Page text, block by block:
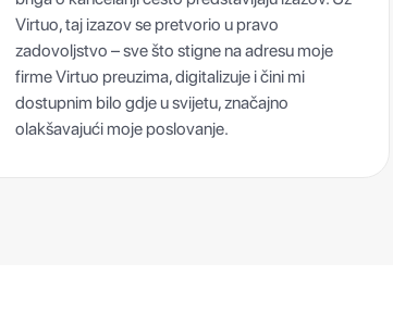
Virtuo, taj izazov se pretvorio u pravo
zadovoljstvo – sve što stigne na adresu moje
firme Virtuo preuzima, digitalizuje i čini mi
dostupnim bilo gdje u svijetu, značajno
olakšavajući moje poslovanje.